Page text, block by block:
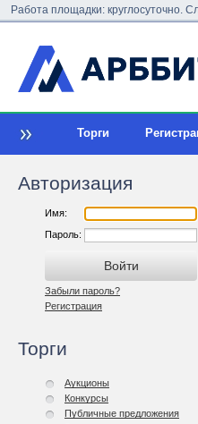
Работа площадки: круглосуточно.
Торги
Авторизация
Имя:
Пароль:
Забыли пароль?
Регистрация
Торги
Аукционы
Конкурсы
Публичные предложения